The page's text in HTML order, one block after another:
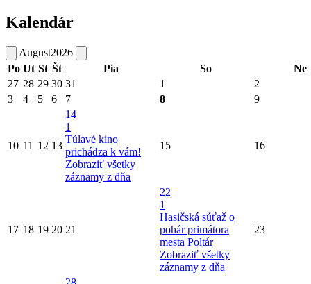
Kalendár
August2026
Po Ut St Št Pia So
Ne
27 28 29 30 31 1
2
3
4 5 6 7 8 9
10 11 12 13
14
1
Túlavé kino
prichádza k vám!
Zobraziť všetky
záznamy z dňa
15 16
17 18 19 20 21
22
1
Hasičská súťaž o
pohár primátora
mesta Poltár
Zobraziť všetky
záznamy z dňa
23